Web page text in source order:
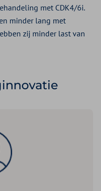
met CDK4/6i.
minder lang met
zij minder last van